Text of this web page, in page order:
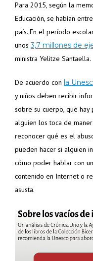
Para 2015, según la
Educación, se habían
país. En el período
unos3,7 millones de
ministra Yelitze Santaella.
De acuerdo con la
y niños deben recibir
sobre su cuerpo, que
alguien los toca de
reconocer qué es el
pueden hacer si alguien
cómo poder hablar con
contenido en Internet o
asusta.